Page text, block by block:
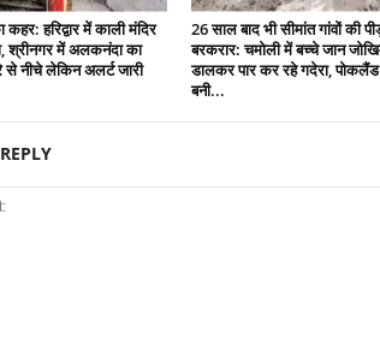
कहर: हरिद्वार में काली मंदिर
श्रीनगर में अलकनंदा का
नीचे लेकिन अलर्ट जारी
26 साल बाद भी सीमांत गांवों की
बरकरार: चमोली में बच्चे जान
डालकर पार कर रहे गदेरा,
बनी...